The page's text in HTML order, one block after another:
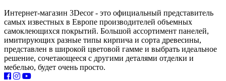
Интернет-магазин 3Decor - это официальный представитель
самых известных в Европе производителей объемных
самоклеющихся покрытий. Большой ассортимент панелей,
имитирующих разные типы кирпича и сорта древесины,
представлен в широкой цветовой гамме и выбрать идеальное
решение, сочетающееся с другими деталями отделки и
мебелью, будет очень просто.